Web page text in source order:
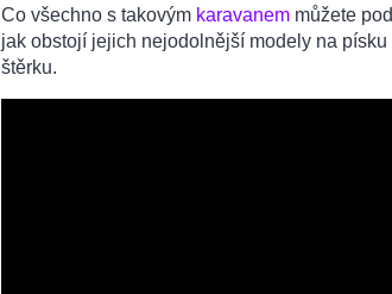
Co všechno s takovým karavanem můžete
jak obstojí jejich nejodolnější modely na
štěrku.